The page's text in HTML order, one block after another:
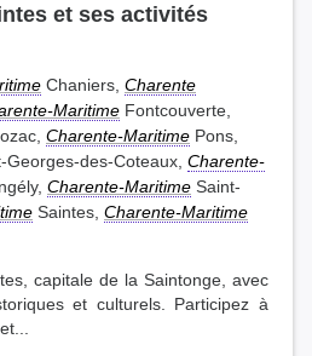
et ses activités
Chaniers, Charente
Maritime Fontcouverte,
Charente-Maritime Pons,
Georges-des-Coteaux, Charente-
Charente-Maritime Saint-
Saintes, Charente-Maritime
capitale de la Saintonge, avec
et culturels. Participez à